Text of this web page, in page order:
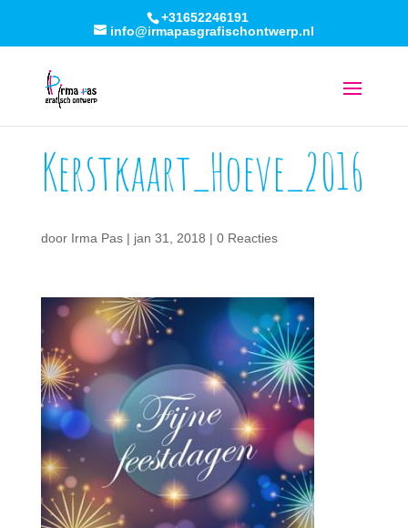
+31652246191
info@irmapasgrafischontwerp.nl
Kerstkaart_Hoeve_2016
door Irma Pas| jan 31, 2018 | 0 Reacties